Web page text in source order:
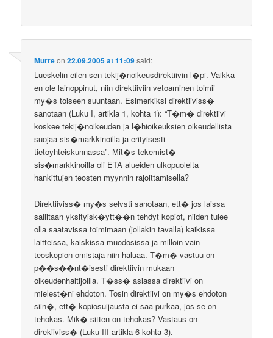
Murreon22.09.2005 at 11:09said:
Lueskelin eilen sen tekij�noikeusdirektiivin l�pi. Vaikka
en ole lainoppinut, niin direktiiviin vetoaminen toimii
my�s toiseen suuntaan. Esimerkiksi direktiiviss�
sanotaan (Luku I, artikla 1, kohta 1): “T�m� direktiivi
koskee tekij�noikeuden ja l�hioikeuksien oikeudellista
suojaa sis�markkinoilla ja erityisesti
tietoyhteiskunnassa”. Mit�s tekemist�
sis�markkinoilla oli ETA alueiden ulkopuolelta
hankittujen teosten myynnin rajoittamisella?
Direktiiviss� my�s selvsti sanotaan, ett� jos laissa
sallitaan yksityisk�ytt��n tehdyt kopiot, niiden tulee
olla saatavissa toimimaan (jollakin tavalla) kaikissa
laitteissa, kaiskissa muodosissa ja milloin vain
teoskopion omistaja niin haluaa. T�m� vastuu on
p��s��nt�isesti direktiivin mukaan
oikeudenhaltijoilla. T�ss� asiassa direktiivi on
mielest�ni ehdoton. Tosin direktiivi on my�s ehdoton
siin�, ett� kopiosuijausta ei saa purkaa, jos se on
tehokas. Mik� sitten on tehokas? Vastaus on
direkiiviss� (Luku III artikla 6 kohta 3).